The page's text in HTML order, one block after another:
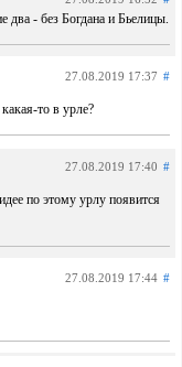
два - без Богдана и Бьелицы.
27.08.2019 17:37 #
то в урле?
27.08.2019 17:40 #
по этому урлу появится
27.08.2019 17:44 #